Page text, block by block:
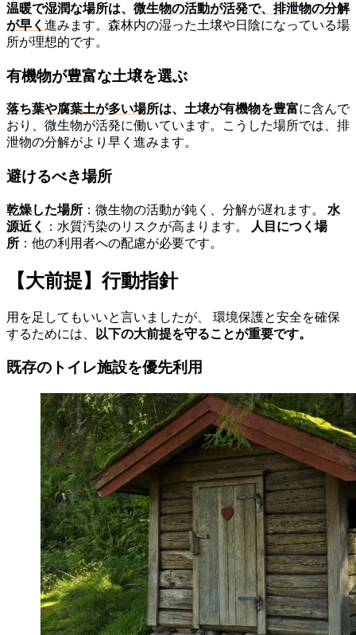
温暖で湿潤な場所は、 微生物の活動が活発で、排泄物の分解
が早く 進みます。森林内の湿った土壌や日陰になっている場
所が理想的です。
有機物が豊富な土壌を選ぶ
落ち葉や腐葉土が多い場所は、土壌が有機物を豊富に含んで
おり、微生物が活発に働いています。こうした場所では、排
泄物の分解がより早く進みます。
避けるべき場所
乾燥した場所 ：微生物の活動が鈍く、分解が遅れます。 水
源近く
：水質汚染のリスクが高まります。
人目につく場
所 ：他の利用者への配慮が必要です。
【大前提】行動指針
用を足してもいいと言いましたが、 環境保護と安全を確保
するためには、
以下の大前提を守ることが重要です。
既存のトイレ施設を優先利用